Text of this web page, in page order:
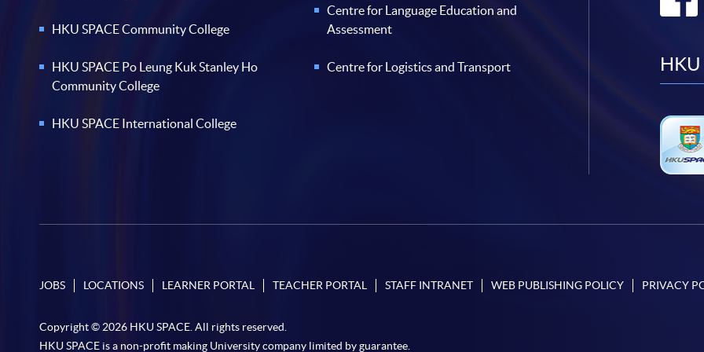
HKU SPACE Community College
HKU SPACE Po Leung Kuk Stanley Ho
Community College
HKU SPACE International College
Centre for Language Education and
Assessment
Centre for Logistics and Transport HKU
JOBS LOCATIONS LEARNER PORTAL TEACHER PORTAL STAFF INTRANET WEB PUBLISHING POLICY PRIVACY
Copyright © 2026 HKU SPACE. All rights reserved.
HKU SPACE is a non-profit making University company limited by guarantee.